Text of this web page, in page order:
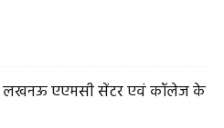
लखनऊ एएमसी सेंटर एवं कॉलेज के